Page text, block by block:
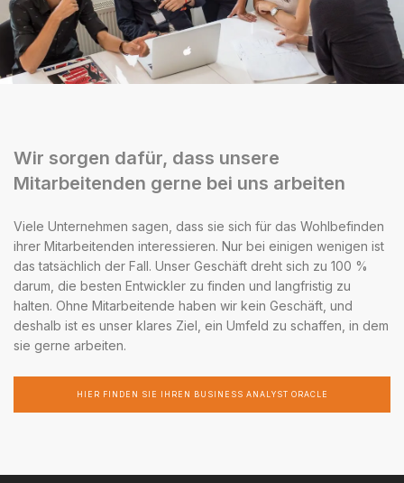
Wir sorgen dafür, dass unsere
Mitarbeitenden gerne bei uns arbeiten
Viele Unternehmen sagen, dass sie sich für das Wohlbefinden
ihrer Mitarbeitenden interessieren. Nur bei einigen wenigen ist
das tatsächlich der Fall. Unser Geschäft dreht sich zu 100 %
darum, die besten Entwickler zu finden und langfristig zu
halten. Ohne Mitarbeitende haben wir kein Geschäft, und
deshalb ist es unser klares Ziel, ein Umfeld zu schaffen, in dem
sie gerne arbeiten.
HIER FINDEN SIE IHREN BUSINESS ANALYST ORACLE